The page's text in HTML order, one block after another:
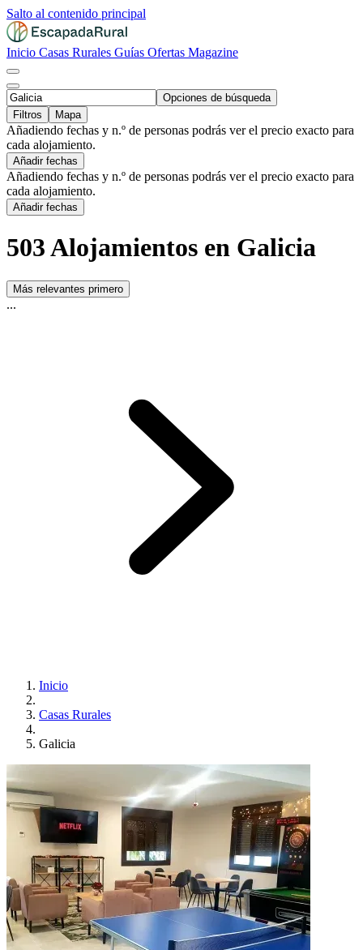
Salto al contenido principal
Inicio Casas Rurales Guías Ofertas Magazine
Opciones de búsqueda
Filtros
Mapa
Añadiendo fechas y n.º de personas podrás ver el precio exacto para
cada alojamiento.
Añadir fechas
Añadiendo fechas y n.º de personas podrás ver el precio exacto para
cada alojamiento.
Añadir fechas
503 Alojamientos en Galicia
Más relevantes primero
...
Inicio
Casas Rurales
Galicia